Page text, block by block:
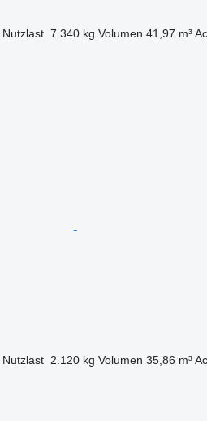
Nutzlast 7.340 kg Volumen 41,97 m³
Nutzlast 2.120 kg Volumen 35,86 m³